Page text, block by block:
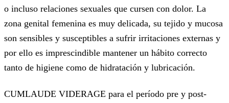
o incluso relaciones sexuales que cursen con dolor. La
zona genital femenina es muy delicada, su tejido y mucosa
son sensibles y susceptibles a sufrir irritaciones externas y
por ello es imprescindible mantener un hábito correcto
tanto de higiene como de hidratación y lubricación.
CUMLAUDE VIDERAGE para el período pre y post-